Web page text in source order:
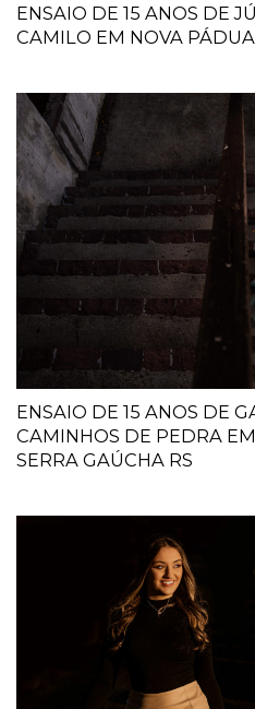
ENSAIO DE 15 ANOS DE
CAMILO EM NOVA
ENSAIO DE 15 ANOS DE
CAMINHOS DE PEDRA
SERRA GAÚCHA RS